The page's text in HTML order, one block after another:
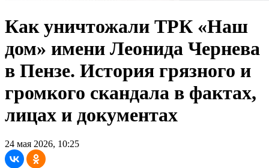
Как уничтожали ТРК «Наш
дом» имени Леонида Чернева
в Пензе. История грязного и
громкого скандала в фактах,
лицах и документах
24 мая 2026, 10:25